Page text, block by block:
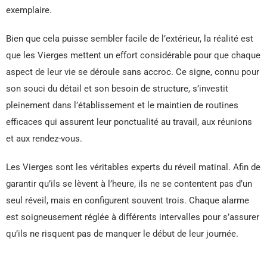
exemplaire.
Bien que cela puisse sembler facile de l’extérieur, la réalité est
que les Vierges mettent un effort considérable pour que chaque
aspect de leur vie se déroule sans accroc. Ce signe, connu pour
son souci du détail et son besoin de structure, s’investit
pleinement dans l’établissement et le maintien de routines
efficaces qui assurent leur ponctualité au travail, aux réunions
et aux rendez-vous.
Les Vierges sont les véritables experts du réveil matinal. Afin de
garantir qu’ils se lèvent à l’heure, ils ne se contentent pas d’un
seul réveil, mais en configurent souvent trois. Chaque alarme
est soigneusement réglée à différents intervalles pour s’assurer
qu’ils ne risquent pas de manquer le début de leur journée.